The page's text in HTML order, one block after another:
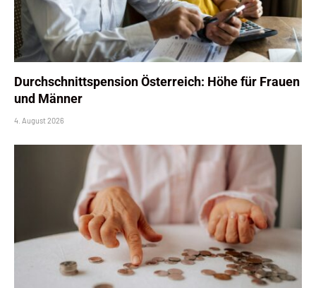
Durchschnittspension Österreich: Höhe für Frauen
und Männer
4. August 2026